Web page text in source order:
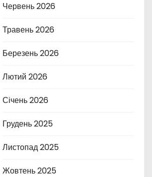
Червень 2026
Травень 2026
Березень 2026
Лютий 2026
Січень 2026
Грудень 2025
Листопад 2025
Жовтень 2025